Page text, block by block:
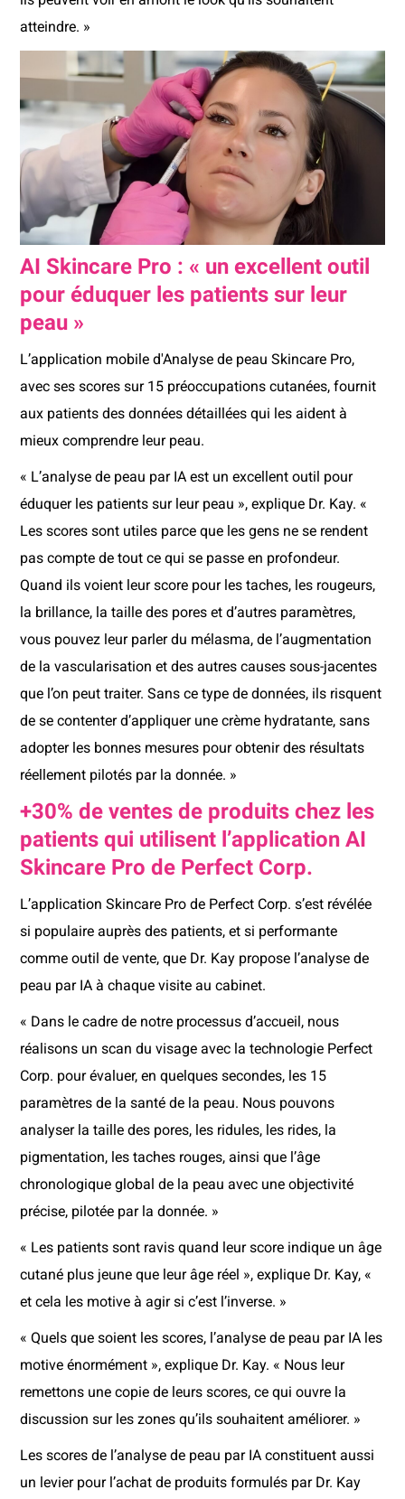
atteindre. »
AI Skincare Pro : « un excellent outil
pour éduquer les patients sur leur
peau »
L’application mobile d'Analyse de peau Skincare Pro,
avec ses scores sur 15 préoccupations cutanées, fournit
aux patients des données détaillées qui les aident à
mieux comprendre leur peau.
« L’analyse de peau par IA est un excellent outil pour
éduquer les patients sur leur peau », explique Dr. Kay. «
Les scores sont utiles parce que les gens ne se rendent
pas compte de tout ce qui se passe en profondeur.
Quand ils voient leur score pour les taches, les rougeurs,
la brillance, la taille des pores et d’autres paramètres,
vous pouvez leur parler du mélasma, de l’augmentation
de la vascularisation et des autres causes sous-jacentes
que l’on peut traiter. Sans ce type de données, ils risquent
de se contenter d’appliquer une crème hydratante, sans
adopter les bonnes mesures pour obtenir des résultats
réellement pilotés par la donnée. »
+30% de ventes de produits chez les
patients qui utilisent l’application AI
Skincare Pro de Perfect Corp.
L’application Skincare Pro de Perfect Corp. s’est révélée
si populaire auprès des patients, et si performante
comme outil de vente, que Dr. Kay propose l’analyse de
peau par IA à chaque visite au cabinet.
« Dans le cadre de notre processus d’accueil, nous
réalisons un scan du visage avec la technologie Perfect
Corp. pour évaluer, en quelques secondes, les 15
paramètres de la santé de la peau. Nous pouvons
analyser la taille des pores, les ridules, les rides, la
pigmentation, les taches rouges, ainsi que l’âge
chronologique global de la peau avec une objectivité
précise, pilotée par la donnée. »
« Les patients sont ravis quand leur score indique un âge
cutané plus jeune que leur âge réel », explique Dr. Kay, «
et cela les motive à agir si c’est l’inverse. »
« Quels que soient les scores, l’analyse de peau par IA les
motive énormément », explique Dr. Kay. « Nous leur
remettons une copie de leurs scores, ce qui ouvre la
discussion sur les zones qu’ils souhaitent améliorer. »
Les scores de l’analyse de peau par IA constituent aussi
un levier pour l’achat de produits formulés par Dr. Kay